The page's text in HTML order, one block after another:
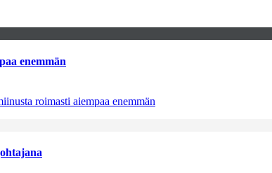
enemmän
roimasti aiempaa enemmän